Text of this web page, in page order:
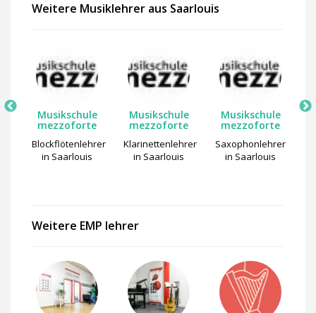
Weitere Musiklehrer aus Saarlouis
Musikschule
mezzoforte
Blockflötenlehrer
in Saarlouis
Musikschule
mezzoforte
Klarinettenlehrer
in Saarlouis
Musikschule
mezzoforte
Saxophonlehrer
in Saarlouis
Weitere EMP lehrer